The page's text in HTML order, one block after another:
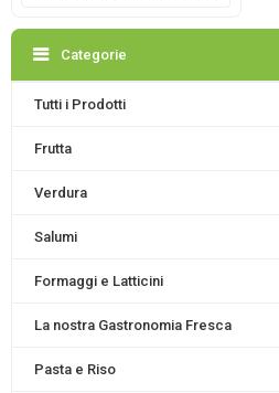
Categorie
Tutti i Prodotti
Frutta
Verdura
Salumi
Formaggi e Latticini
La nostra Gastronomia Fresca
Pasta e Riso